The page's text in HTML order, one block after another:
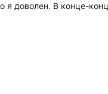
я доволен. В конце-